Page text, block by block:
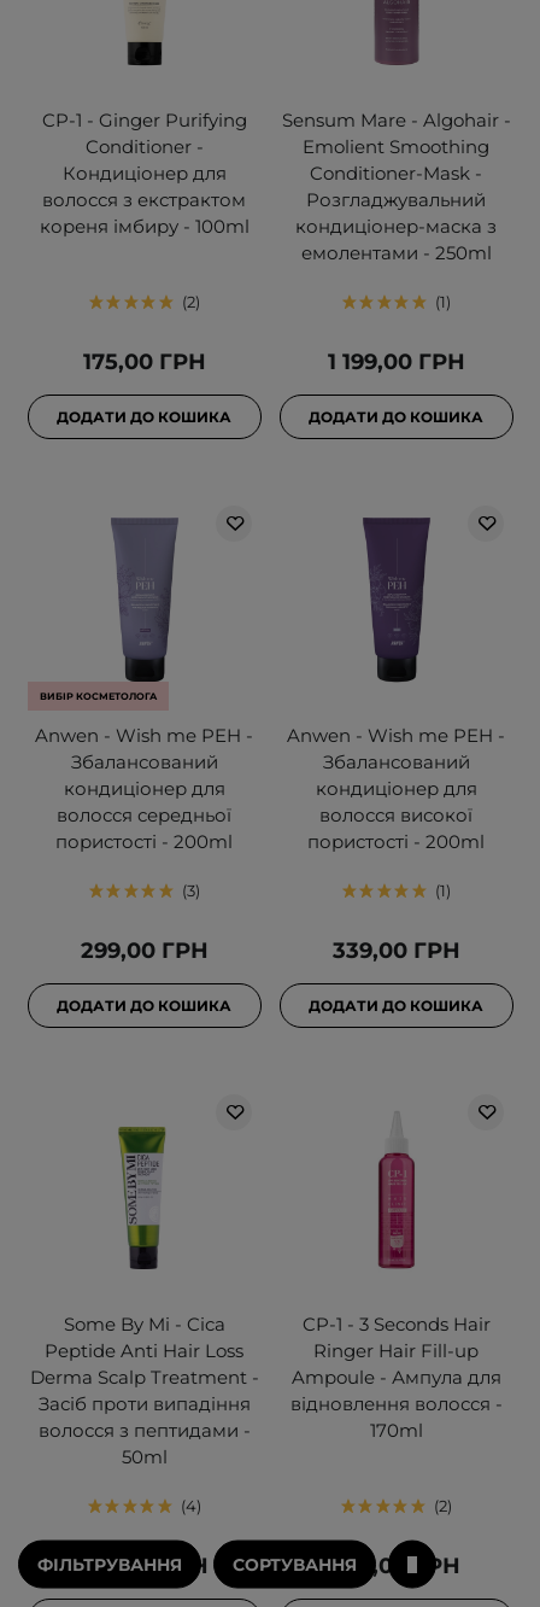
CP-1 - Ginger Purifying
Conditioner -
Кондиціонер для
волосся з екстрактом
кореня імбиру - 100ml
2
175,00 ГРН
ДОДАТИ ДО КОШИКА
Sensum Mare - Algohair -
Emolient Smoothing
Conditioner-Mask -
Розгладжувальний
кондиціонер-маска з
емолентами - 250ml
1
1 199,00 ГРН
ДОДАТИ ДО КОШИКА
ВИБІР КОСМЕТОЛОГА
Anwen - Wish me PEH -
Збалансований
кондиціонер для
волосся середньої
пористості - 200ml
3
299,00 ГРН
ДОДАТИ ДО КОШИКА
Anwen - Wish me PEH -
Збалансований
кондиціонер для
волосся високої
пористості - 200ml
1
339,00 ГРН
ДОДАТИ ДО КОШИКА
Some By Mi - Cica
Peptide Anti Hair Loss
Derma Scalp Treatment -
Засіб проти випадіння
волосся з пептидами -
50ml
4
309,00 ГРН
CP-1 - 3 Seconds Hair
Ringer Hair Fill-up
Ampoule - Ампула для
відновлення волосся -
170ml
2
469,00 ГРН
ФІЛЬТРУВАННЯ СОРТУВАННЯ